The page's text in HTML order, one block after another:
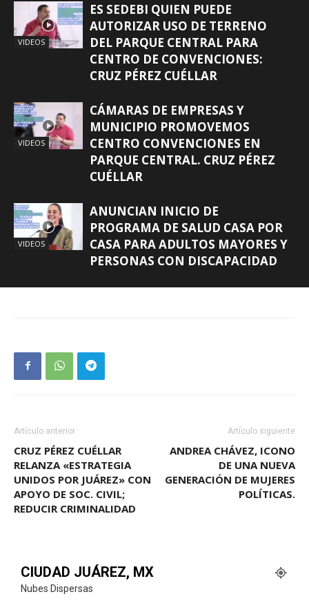
VIDEOS
ES SEDEBI QUIEN PUEDE
AUTORIZAR USO DE TERRENO
DEL PARQUE CENTRAL PARA
CENTRO DE CONVENCIONES:
CRUZ PÉREZ CUÉLLAR
VIDEOS
CÁMARAS DE EMPRESAS Y
MUNICIPIO PROMOVEMOS
CENTRO CONVENCIONES EN
PARQUE CENTRAL. CRUZ PÉREZ
CUÉLLAR
VIDEOS
ANUNCIAN INICIO DE
PROGRAMA DE SALUD CASA POR
CASA PARA ADULTOS MAYORES Y
PERSONAS CON DISCAPACIDAD
Artículo anterior
CRUZ PÉREZ CUÉLLAR
RELANZA «ESTRATEGIA
UNIDOS POR JUÁREZ» CON
APOYO DE SOC. CIVIL;
REDUCIR CRIMINALIDAD
Artículo siguiente
ANDREA CHÁVEZ, ICONO
DE UNA NUEVA
GENERACIÓN DE MUJERES
POLÍTICAS.
CIUDAD JUÁREZ, MX
Nubes Dispersas